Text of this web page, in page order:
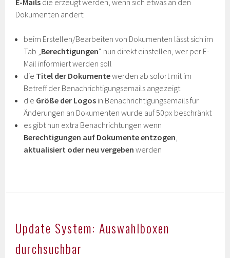
Dokumenten ändert:
beim Erstellen/Bearbeiten von Dokumenten lässt sich im
Tab „ Berechtigungen“ nun direkt einstellen, wer per E-
Mail informiert werden soll
die Titel der Dokumentewerden ab sofort mit im
Betreff der Benachrichtigungsemails angezeigt
die Größe der Logos in Benachrichtigungsemails für
Änderungen an Dokumenten wurde auf 50px beschränkt
es gibt nun extra Benachrichtungen wenn
Berechtigungen auf Dokumente entzogen
aktualisiert oder neu vergeben werden
Update System: Auswahlboxen
durchsuchbar